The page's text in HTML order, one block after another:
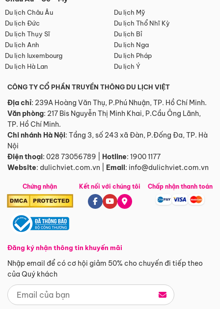
Du lịch Châu Âu
Du lịch Mỹ
Du lịch Đức
Du lịch Thổ Nhĩ Kỳ
Du lịch Thụy Sĩ
Du lịch Bỉ
Du lịch Anh
Du lịch Nga
Du lịch luxembourg
Du lịch Pháp
Du lịch Hà Lan
Du lịch Ý
CÔNG TY CỔ PHẦN TRUYỀN THÔNG DU LỊCH VIỆT
Địa chỉ: 239A Hoàng Văn Thụ, P.Phú Nhuận, TP. Hồ Chí Minh.
Văn phòng: 217 Bis Nguyễn Thị Minh Khai, P.Cầu Ông Lãnh,
TP. Hồ Chí Minh.
Chi nhánh Hà Nội: Tầng 3, số 243 xã Đàn, P.Đống Đa, TP. Hà
Nội
Điện thoại: 028 73056789 Hotline: 1900 1177
Website: dulichviet.com.vn Email: info@dulichviet.com.vn
Chứng nhận
Đăng ký nhận thông tin khuyến mãi
Nhập email để có cơ hội giảm 50% cho chuyến đi tiếp theo
của Quý khách
Kết nối với chúng tôi Chấp nhận thanh toán